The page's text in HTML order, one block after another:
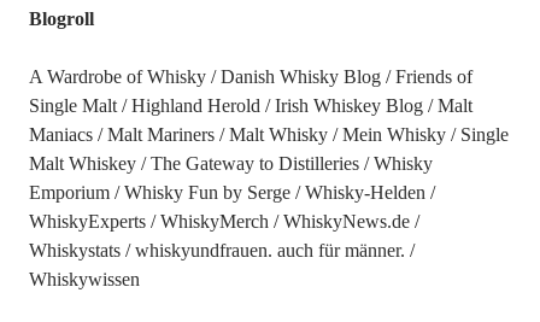
Blogroll
A Wardrobe of Whisky Danish Whisky Blog
Friends of
Single Malt
Highland Herold Irish Whiskey Blog
Malt
Maniacs
Malt Mariners Malt Whisky Mein Whisky
Single
Malt Whiskey
The Gateway to Distilleries
Whisky
Emporium
Whisky Fun by Serge
Whisky-Helden
WhiskyExperts
WhiskyMerch
WhiskyNews.de
Whiskystats
whiskyundfrauen. auch für männer.
Whiskywissen